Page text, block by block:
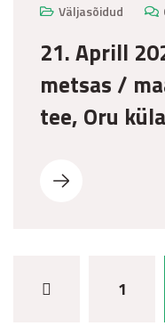
Väljasõidud
21. Aprill
metsas /
tee, Oru
1